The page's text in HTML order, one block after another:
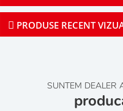
PRODUSE RECENT
SUNTEM DEALER